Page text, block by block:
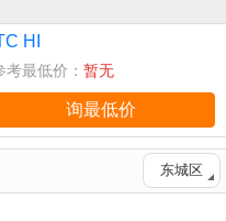
HI
考最低价： 暂无
询最低价
东城区